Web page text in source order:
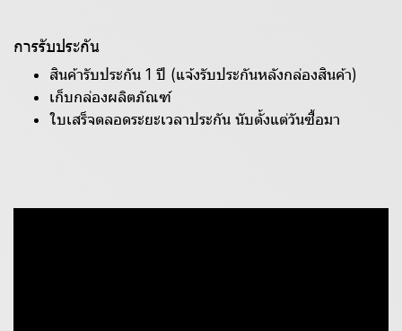
การรับประกัน
สินค้ารับประกัน 1 ปี (แจ้งรับประกันหลังกล่องสินค้า)
เก็บกล่องผลิตภัณฑ์
ใบเสร็จตลอดระยะเวลาประกัน นับตั้งแต่วันซื้อมา